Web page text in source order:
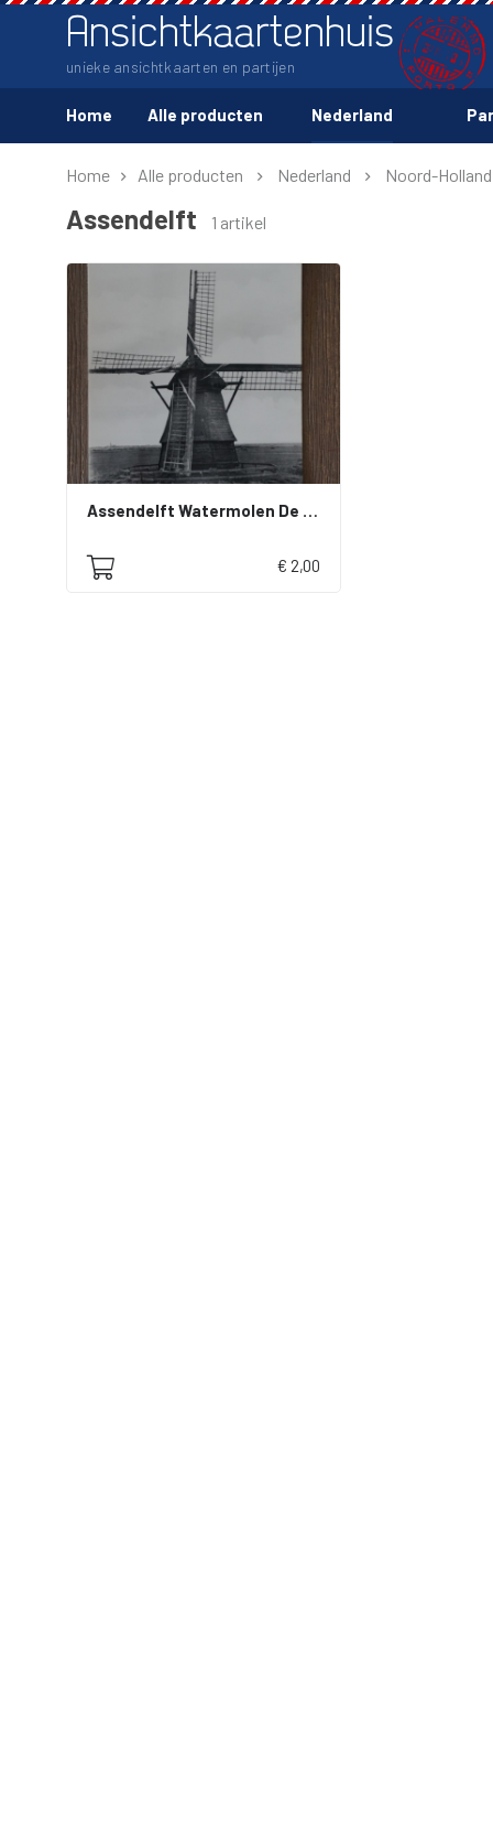
Ansichtkaartenhuis
unieke ansichtkaarten en partijen
Home Alle producten Nederland
Home Alle producten Nederland Noord-Holland
Assendelft 1 artikel
Assendelft Watermolen De Waterdief in maler gesloopt 1926
€ 2,00